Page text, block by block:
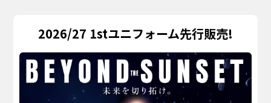
2026/27 1stユニフォーム先行販売!